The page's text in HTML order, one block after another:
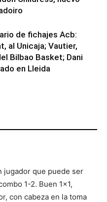
de fichajes Acb:
al Unicaja; Vautier,
Bilbao Basket; Dani
en Lleida
jugador que puede ser
1-2. Buen 1×1,
con cabeza en la toma